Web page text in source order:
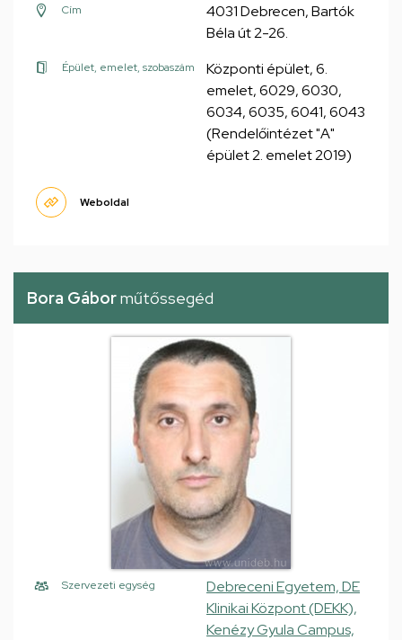
Cím
4031 Debrecen, Bartók
Béla út 2-26.
Épület, emelet, szobaszám
Központi épület, 6.
emelet, 6029, 6030,
6034, 6035, 6041, 6043
(Rendelőintézet "A"
épület 2. emelet 2019)
Weboldal
Bora Gáborműtőssegéd
Szervezeti egység
Debreceni Egyetem, DE
Klinikai Központ (DEKK),
Kenézy Gyula Campus,